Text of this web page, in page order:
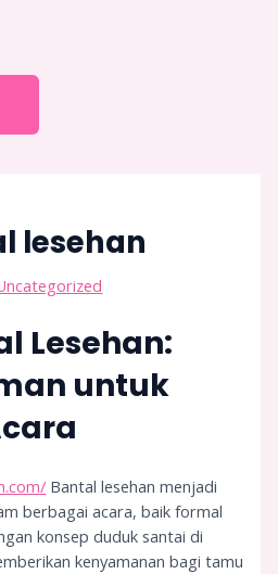
lesehan
Lesehan:
untuk
Bantal lesehan menjadi
berbagai acara, baik formal
konsep duduk santai di
kenyamanan bagi tamu